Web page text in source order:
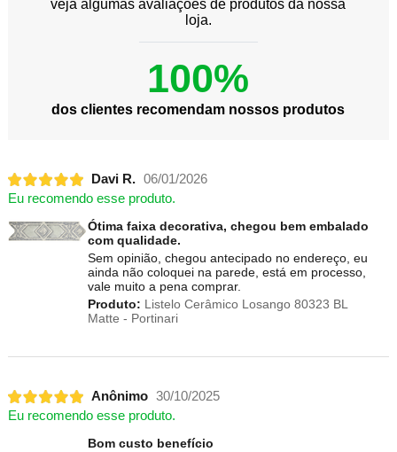
veja algumas avaliações de produtos da nossa
loja.
100%
dos clientes recomendam nossos produtos
Davi R. 06/01/2026
Eu recomendo esse produto.
Ótima faixa decorativa, chegou bem embalado
com qualidade.
Sem opinião, chegou antecipado no endereço, eu
ainda não coloquei na parede, está em processo,
vale muito a pena comprar.
Produto: Listelo Cerâmico Losango 80323 BL
Matte - Portinari
Anônimo 30/10/2025
Eu recomendo esse produto.
Bom custo benefício